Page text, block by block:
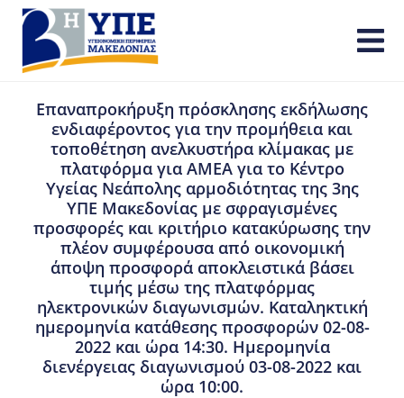
Επαναπροκήρυξη πρόσκλησης εκδήλωσης
ενδιαφέροντος για την προμήθεια και
τοποθέτηση ανελκυστήρα κλίμακας με
πλατφόρμα για ΑΜΕΑ για το Κέντρο
Υγείας Νεάπολης αρμοδιότητας της 3ης
ΥΠΕ Μακεδονίας με σφραγισμένες
προσφορές και κριτήριο κατακύρωσης την
πλέον συμφέρουσα από οικονομική
άποψη προσφορά αποκλειστικά βάσει
τιμής μέσω της πλατφόρμας
ηλεκτρονικών διαγωνισμών. Καταληκτική
ημερομηνία κατάθεσης προσφορών 02-08-
2022 και ώρα 14:30. Ημερομηνία
διενέργειας διαγωνισμού 03-08-2022 και
ώρα 10:00.